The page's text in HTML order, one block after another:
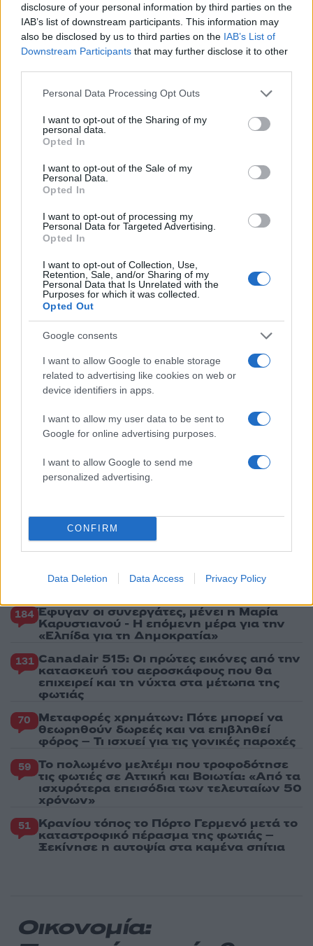
disclosure of your personal information by third parties on the
IAB’s list of downstream participants. This information may
also be disclosed by us to third parties on the IAB’s List of
Downstream Participants that may further disclose it to other
Please note that this website/app uses one or more Google
not limited to your visit or usage behaviour. You may click to
grant or deny consent to Google and its third-party tags to
use your data for below specified purposes in below Google
consent section.
Personal Data Processing Opt Outs
I want to opt-out of the Sharing of my
personal data.
Opted In
I want to opt-out of the Sale of my
Personal Data.
Opted In
I want to opt-out of processing my
Personal Data for Targeted Advertising.
Opted In
I want to opt-out of Collection, Use,
Retention, Sale, and/or Sharing of my
Personal Data that Is Unrelated with the
Purposes for which it was collected.
Opted Out
Google consents
I want to allow Google to enable storage
related to advertising like cookies on web or
device identifiers in apps.
I want to allow my user data to be sent to
Google for online advertising purposes.
I want to allow Google to send me
personalized advertising.
CONFIRM
Data Deletion Data Access Privacy Policy
Όροι Χρήσης. Το site προστατεύεται από reCAPTCHA, ισχύουν
Όροι Χρήσης
Οικονομία
ΠΡΟΣΤΙΜΑ
ΦΟΡΟΣ
ΦΠΑ
ΦΠΑ 2016
Share:
ενημερωθείτε πρώτοι για όλη την ειδησεογραφία και τα
τελευταία νέατης ημέρας
Πιο δημοφιλή
Σέρρες: Βίντεο ντοκουμέντο από το
τροχαίο με νεκρούς μητέρα και γιο – Ο
οδηγός του φορτηγού κατέγραψε τη
σύγκρουση
Έρχεται τριήμερο με 40άρια και ισχυρά
μελτέμια - Οι περιοχές που θα είναι πιο
έντονα τα φαινόμενα
Κυριάκος Μητσοτάκης με την σύζυγό του
Μαρέβα
Marfin: Η 46χρονη πήρε προθεσμία για να
απολογηθεί την Τρίτη – «Είναι αθώα,
συμμετείχε στη διαδήλωση όπως και
100.000 άτομα»
ηττήθηκαν στο τρελό ματς της Τούμπας και
θα ψάξουν την ανατροπή στο Βέλγιο
Πιο σχολιασμένα
184 Έφυγαν οι συνεργάτες, μένει η Μαρία
Καρυστιανού - Η επόμενη μέρα για την
«Ελπίδα για τη Δημοκρατία»
131 Canadair 515: Οι πρώτες εικόνες από την
κατασκευή του αεροσκάφους που θα
επιχειρεί και τη νύχτα στα μέτωπα της
φωτιάς
70 Μεταφορές χρημάτων: Πότε μπορεί να
θεωρηθούν δωρεές και να επιβληθεί
φόρος – Τι ισχυεί για τις γονικές παροχές
59 Το πολωμένο μελτέμι που τροφοδότησε
τις φωτιές σε Αττική και Βοιωτία: «Από τα
ισχυρότερα επεισόδια των τελευταίων 50
χρόνων»
51 Κρανίου τόπος το Πόρτο Γερμενό μετά το
καταστροφικό πέρασμα της φωτιάς –
Ξεκίνησε η αυτοψία στα καμένα σπίτια
Οικονομία: